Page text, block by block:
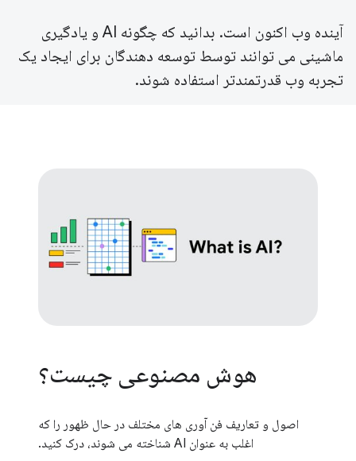
آینده وب اکنون است. بدانید که چگونه AI و یادگیری
ماشینی می توانند توسط توسعه دهندگان برای ایجاد یک
تجربه وب قدرتمندتر استفاده شوند.
هوش مصنوعی چیست؟
اصول و تعاریف فن آوری های مختلف در حال ظهور را که
اغلب به عنوان AI شناخته می شوند، درک کنید.